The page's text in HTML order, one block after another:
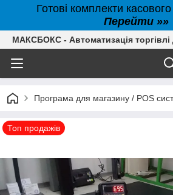
Готові комплекти
Перейти »»
МАКСБОКС - Автоматизація торгівлі
Програма для магазину / POS
Топ продажів